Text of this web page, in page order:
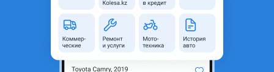
Атырау, Атырауская область
Поколение
2018 - н.в. 1 поколение